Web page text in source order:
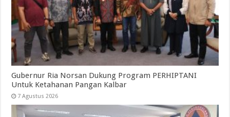
Gubernur Ria Norsan Dukung Program PERHIPTANI
Untuk Ketahanan Pangan Kalbar
7 Agustus 2026